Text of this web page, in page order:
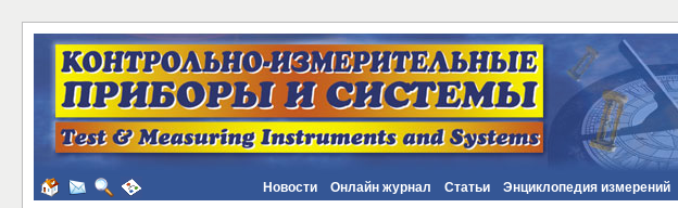
Новости Онлайн журнал Статьи Энциклопедия измерений